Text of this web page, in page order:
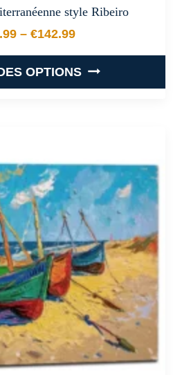
style Ribeiro
– €142.99
Plage de prix : €29.99 à
OPTIONS
variations.
Les
options
peuvent
être
choisies
sur
la
page
du
produit